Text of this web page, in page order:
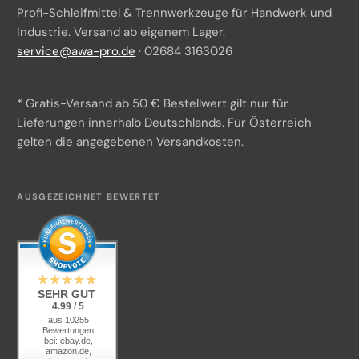
Batteriegesetzhinweise
Impressum
Versand & Zahlung
Beschaffungsservice
KI-Transparenz
Profi-Schleifmittel & Trennwerkzeuge für Handwerk und
Industrie. Versand ab eigenem Lager.
service@awa-pro.de · 02684 3163026
* Gratis-Versand ab 50 € Bestellwert gilt nur für
Lieferungen innerhalb Deutschlands. Für Österreich
gelten die angegebenen Versandkosten.
AUSGEZEICHNET BEWERTET
SEHR GUT
4.99 / 5
aus 10255
Bewertungen
bei: ebay.de,
amazon.de,